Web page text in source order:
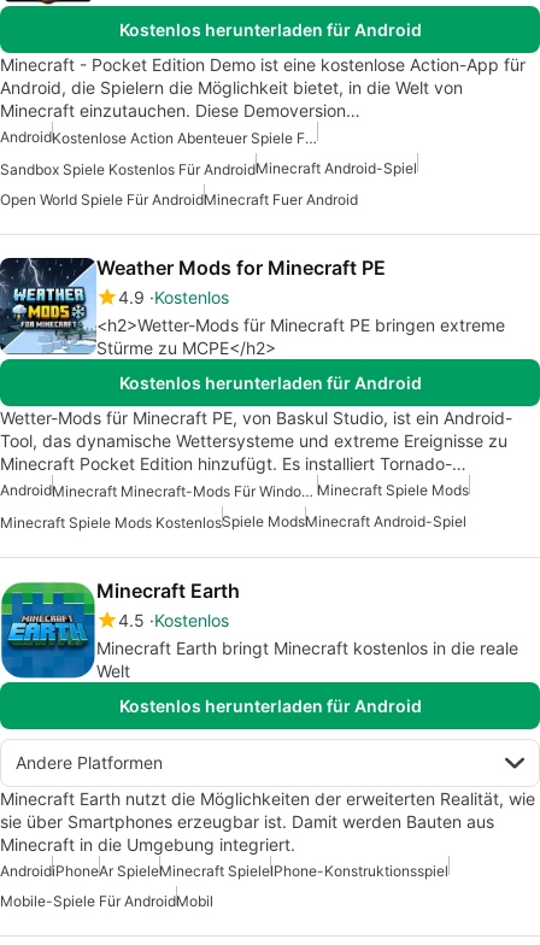
Kostenlos herunterladen für Android
Minecraft - Pocket Edition Demo ist eine kostenlose Action-App für
Android, die Spielern die Möglichkeit bietet, in die Welt von
Minecraft einzutauchen. Diese Demoversion…
Android
Kostenlose Action Abenteuer Spiele Fuer Android
Sandbox Spiele Kostenlos Für AndroidMinecraft Android-Spiel
Open World Spiele Für AndroidMinecraft Fuer Android
Weather Mods for Minecraft PE
4.9 Kostenlos
<h2>Wetter-Mods für Minecraft PE bringen extreme
Stürme zu MCPE</h2>
Kostenlos herunterladen für Android
Wetter-Mods für Minecraft PE, von Baskul Studio, ist ein Android-
Tool, das dynamische Wettersysteme und extreme Ereignisse zu
Minecraft Pocket Edition hinzufügt. Es installiert Tornado-…
Android Minecraft Minecraft-Mods Für Windows Minecraft Spiele Mods
Minecraft Spiele Mods KostenlosSpiele ModsMinecraft Android-Spiel
Minecraft Earth
4.5 Kostenlos
Minecraft Earth bringt Minecraft kostenlos in die reale
Welt
Kostenlos herunterladen für Android
Andere Platformen
Minecraft Earth nutzt die Möglichkeiten der erweiterten Realität, wie
sie über Smartphones erzeugbar ist. Damit werden Bauten aus
Minecraft in die Umgebung integriert.
AndroidiPhoneAr SpieleMinecraft SpieleIPhone-Konstruktionsspiel
Mobile-Spiele Für AndroidMobil